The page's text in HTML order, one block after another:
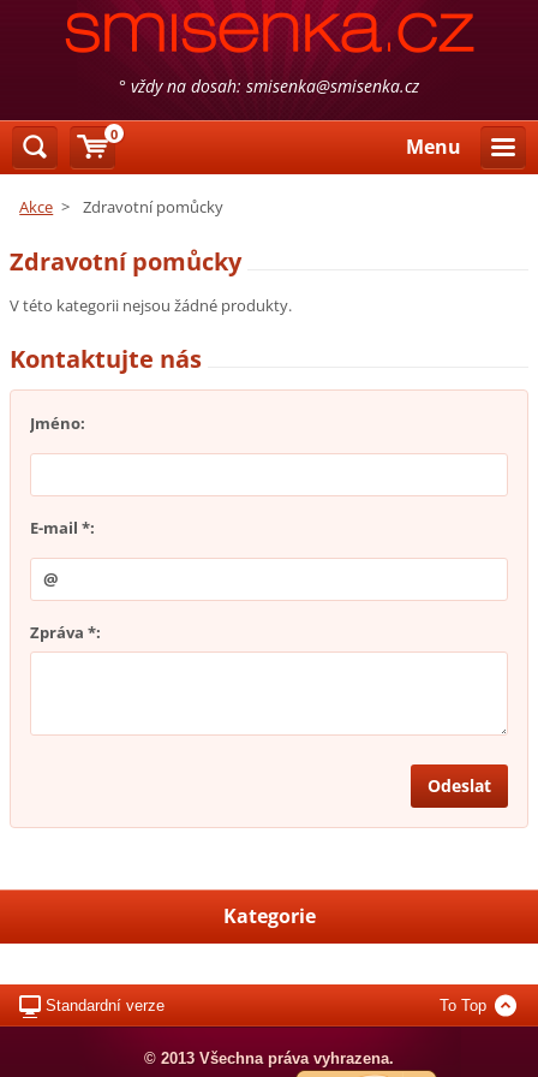
° vždy na dosah: smisenka@smisenka.cz
Menu
Akce > Zdravotní pomůcky
Zdravotní pomůcky
V této kategorii nejsou žádné produkty.
Kontaktujte nás
Jméno:
E-mail *:
Zpráva *:
Kategorie
Standardní verze To Top
© 2013 Všechna práva vyhrazena.
0